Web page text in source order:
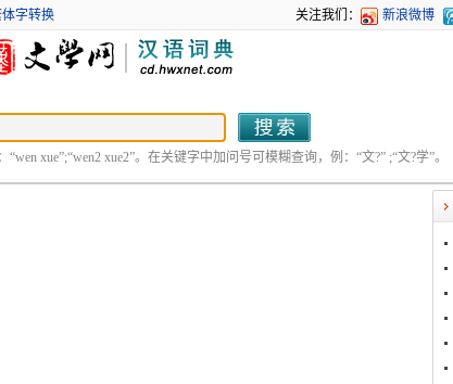
字转换 关注我们： 新浪微博
xue”;“wen2 xue2”。在关键字中加问号可模糊查询，例：“文?” ;“文?学”。